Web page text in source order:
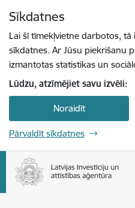
Sīkdatnes
Lai šī tīmekļvietne darbotos,
sīkdatnes. Ar Jūsu piekrišanu
izmantotas statistikas un
Lūdzu, atzīmējiet savu izvēli:
Noraidīt
Pārvaldīt sīkdatnes